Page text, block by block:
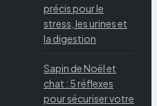
précis pour le
stress, les urines et
la digestion
Sapin de Noël et
chat : 5 réflexes
pour sécuriser votre